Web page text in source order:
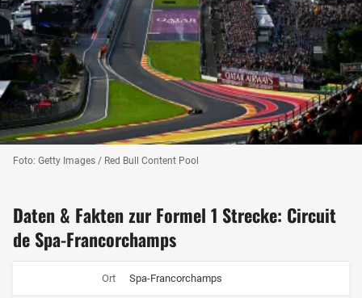
Foto: Getty Images / Red Bull Content Pool
Daten & Fakten zur Formel 1 Strecke: Circuit
de Spa-Francorchamps
Ort Spa-Francorchamps